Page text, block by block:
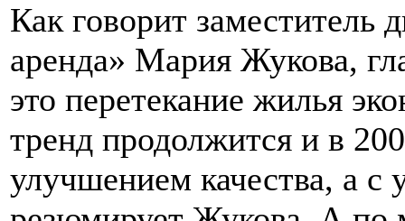
Как говорит заместитель
аренда» Мария Жукова,
это перетекание жилья
тренд продолжится и в
улучшением качества, а с